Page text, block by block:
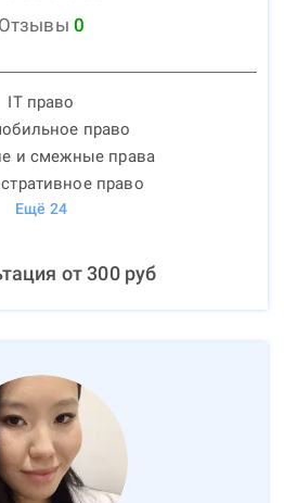
Отзывы 0
IT право
право
и смежные права
право
Ещё 24
от300руб